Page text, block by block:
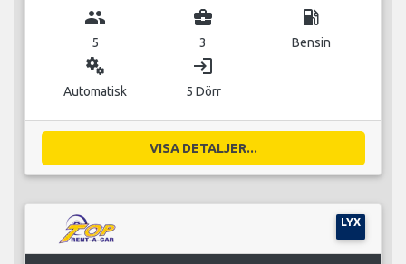
group
5
business_center
3
local_gas_station
Bensin
miscellaneous_services
Automatisk
login
5 Dörr
VISA DETALJER...
LYX